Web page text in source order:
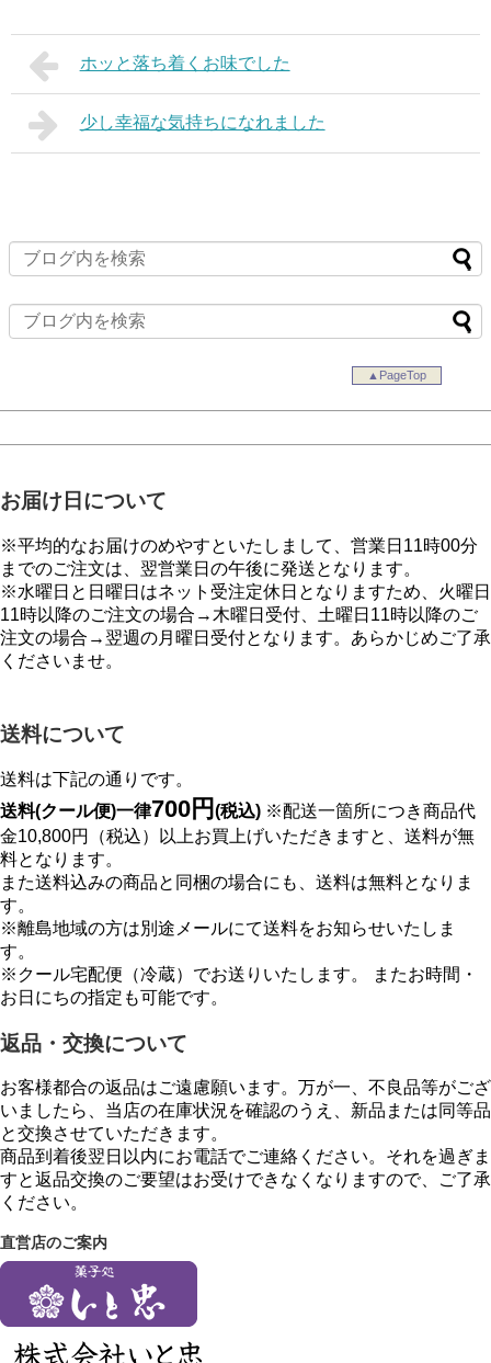
ホッと落ち着くお味でした
少し幸福な気持ちになれました
▲PageTop
お届け日について
※平均的なお届けのめやすといたしまして、営業日11時00分
までのご注文は、翌営業日の午後に発送となります。
※水曜日と日曜日はネット受注定休日となりますため、火曜日
11時以降のご注文の場合→木曜日受付、土曜日11時以降のご
注文の場合→翌週の月曜日受付となります。あらかじめご了承
くださいませ。
送料について
送料は下記の通りです。
送料(クール便)一律700円 (税込) ※配送一箇所につき商品代
金10,800円（税込）以上お買上げいただきますと、送料が無
料となります。
また送料込みの商品と同梱の場合にも、送料は無料となりま
す。
※離島地域の方は別途メールにて送料をお知らせいたしま
す。
※クール宅配便（冷蔵）でお送りいたします。 またお時間・
お日にちの指定も可能です。
返品・交換について
お客様都合の返品はご遠慮願います。万が一、不良品等がござ
いましたら、当店の在庫状況を確認のうえ、新品または同等品
と交換させていただきます。
商品到着後翌日以内にお電話でご連絡ください。それを過ぎま
すと返品交換のご要望はお受けできなくなりますので、ご了承
ください。
直営店のご案内